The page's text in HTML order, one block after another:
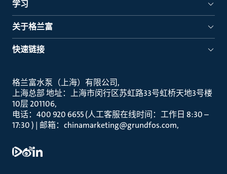
学习
关于格兰富
快速链接
格兰富水泵（上海）有限公司
上海总部 地址：上海市闵行区苏虹路33号虹桥天地3号楼
10层 201106
电话：400 920 6655 (人工客服在线时间：工作日 8:30 –
17:30 ) | 邮箱：chinamarketing@grundfos.com